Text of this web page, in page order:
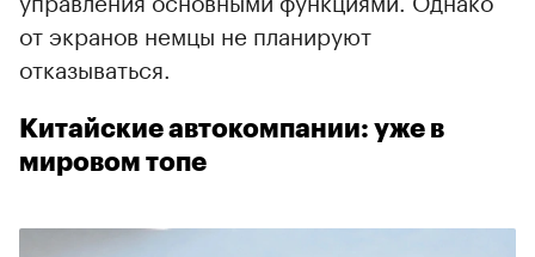
от экранов немцы не планируют
отказываться.
Китайские автокомпании: уже в
мировом топе